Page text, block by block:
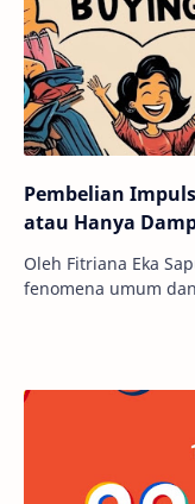
Pembelian
atau Hanya
Oleh Fitriana Eka
fenomena umum